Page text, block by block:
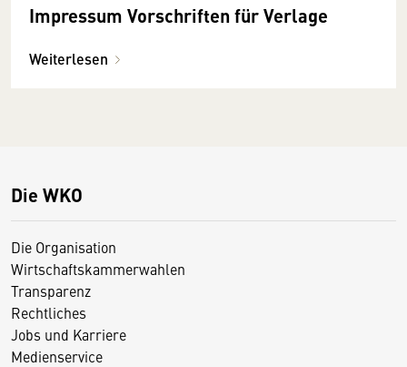
Impressum Vorschriften für Verlage
Weiterlesen
Die WKO
Die Organisation
Wirtschaftskammerwahlen
Transparenz
Rechtliches
Jobs und Karriere
Medienservice